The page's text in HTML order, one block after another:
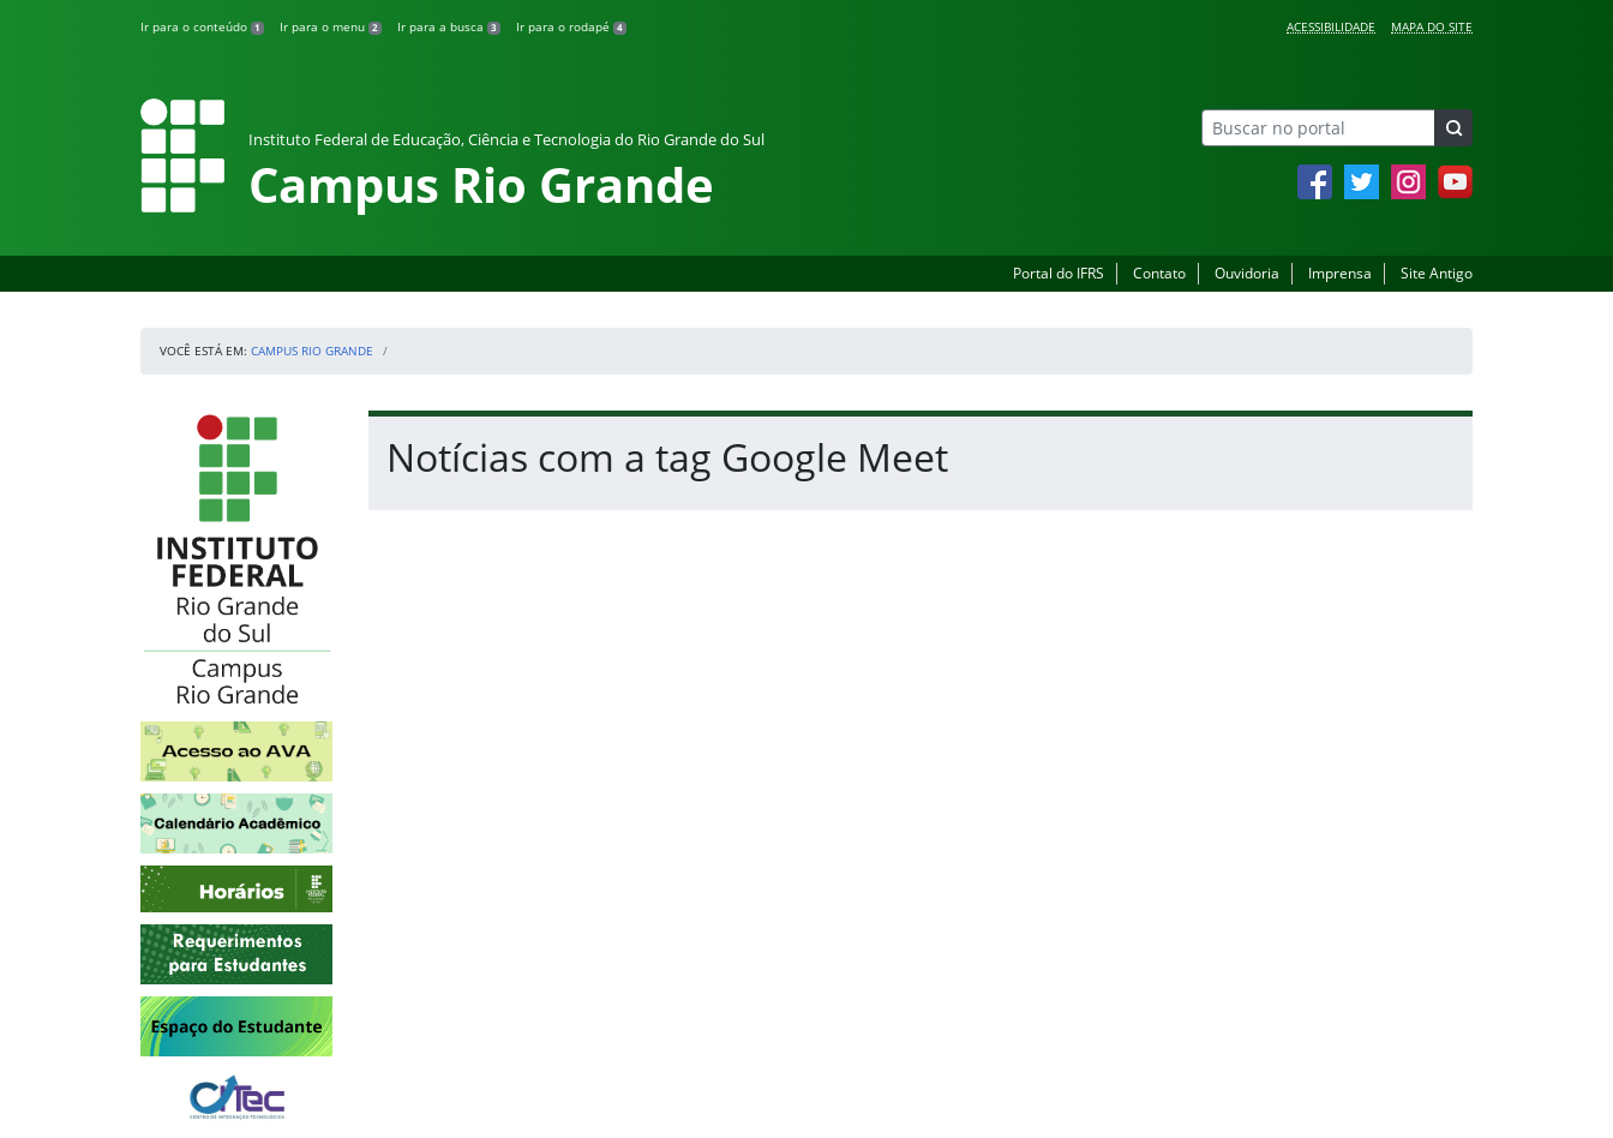
Ir para o conteúdo 1 Ir para o menu 2 Ir para a busca 3 Ir para o rodapé 4 ACESSIBILIDADE MAPA DO SITE
Instituto Federal de Educação, Ciência e Tecnologia do Rio Grande do Sul
Campus Rio Grande Facebook Twitter InstagramYouTube
Portal do IFRS Contato Ouvidoria Imprensa Site Antigo
VOCÊ ESTÁ EM: CAMPUS RIO GRANDE
Início da navegação
Acesso ao AVA
Calendário Acadêmico
Horários
Requerimentos para Estudantes
Espaço do Estudante
Início do conteúdo
Notícias com a tag Google Meet